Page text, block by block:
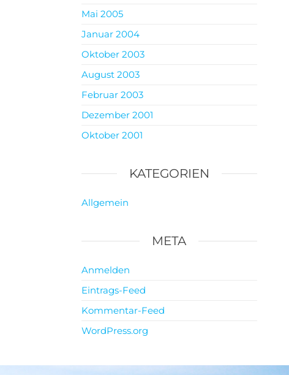
Mai 2005
Januar 2004
Oktober 2003
August 2003
Februar 2003
Dezember 2001
Oktober 2001
KATEGORIEN
Allgemein
META
Anmelden
Eintrags-Feed
Kommentar-Feed
WordPress.org